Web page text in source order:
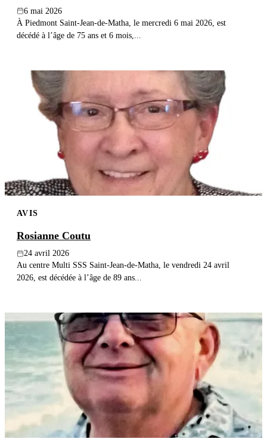
6 mai 2026
À Piedmont Saint-Jean-de-Matha, le mercredi 6 mai 2026, est
décédé à l’âge de 75 ans et 6 mois,...
AVIS
Rosianne Coutu
24 avril 2026
Au centre Multi SSS Saint-Jean-de-Matha, le vendredi 24 avril
2026, est décédée à l’âge de 89 ans...